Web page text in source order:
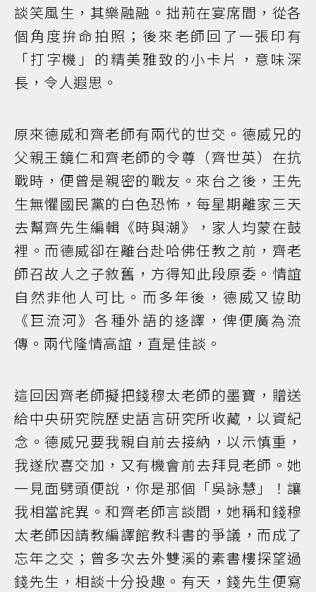
談笑風生，其樂融融。拙荊在宴席間，從各
個角度拚命拍照；後來老師回了一張印有
「打字機」的精美雅致的小卡片，意味深
長，令人遐思。
原來德威和齊老師有兩代的世交。德威兄的
父親王鏡仁和齊老師的令尊（齊世英）在抗
戰時，便曾是親密的戰友。來台之後，王先
生無懼國民黨的白色恐怖，每星期離家三天
去幫齊先生編輯《時與潮》，家人均蒙在鼓
裡。而德威卻在離台赴哈佛任教之前，齊老
師召故人之子敘舊，方得知此段原委。情誼
自然非他人可比。而多年後，德威又協助
《巨流河》各種外語的迻譯，俾便廣為流
傳。兩代隆情高誼，直是佳談。
這回因齊老師擬把錢穆太老師的墨寶，贈送
給中央研究院歷史語言研究所收藏，以資紀
念。德威兄要我親自前去接納，以示慎重，
我遂欣喜交加，又有機會前去拜見老師。她
一見面劈頭便說，你是那個「吳詠慧」！讓
我相當詫異。和齊老師言談間，她稱和錢穆
太老師因請教編譯館教科書的爭議，而成了
忘年之交；曾多次去外雙溪的素書樓探望過
錢先生，相談十分投趣。有天，錢先生便寫